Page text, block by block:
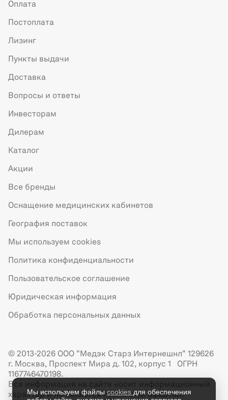
Оплата
Постоплата
Лизинг
Пункты выдачи
Доставка
Вопросы и ответы
Инвесторам
Дилерам
Каталог
Акции
Все бренды
Оснащение медицинских кабинетов
География поставок
Мы используем cookies
Политика конфиденциальности
Пользовательское соглашение
Юридическая информация
Обработка персональных данных
© 2013-2026 ООО "Медэк Старз Интернешнл" 129626
г. Москва, Проспект Мира д. 102, корпус 1 ОГРН
1167746470198.
Вся информация на сайте носит информационный
характер и не является публичной офертой.
Мы используем файлыcookies для обеспечения